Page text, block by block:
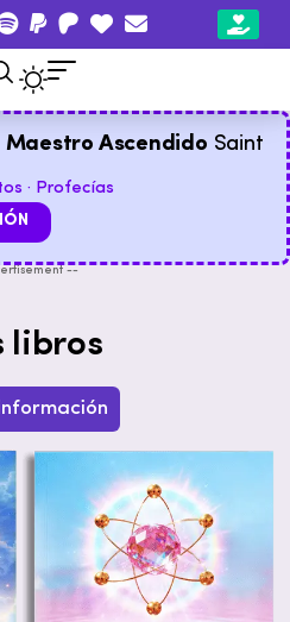
Maestro Ascendido Saint
· Profecías
--
libros